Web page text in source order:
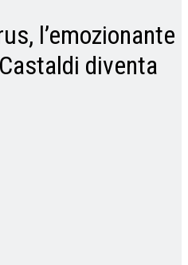
l’emozionante
diventa